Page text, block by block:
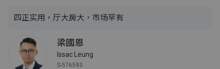
四正实用，厅大房大，市场罕有
梁國恩
Issac Leung
S-576593